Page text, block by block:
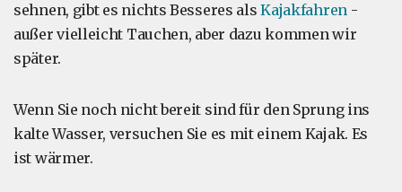
sehnen, gibt es nichts Besseres alsKajakfahren-
außer vielleicht Tauchen, aber dazu kommen wir
später.
Wenn Sie noch nicht bereit sind für den Sprung ins
kalte Wasser, versuchen Sie es mit einem Kajak. Es
ist wärmer.